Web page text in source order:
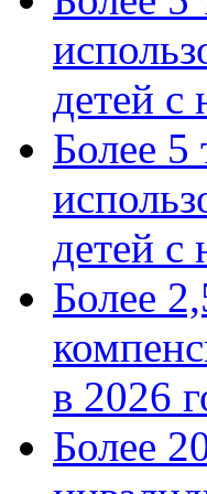
детей с
Более 5
детей с
Более
в 2026
Более